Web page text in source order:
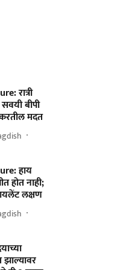
रात्री
सवयी बीपी
मदत
हाय
होत नाही;
लक्षण
झाल्यावर